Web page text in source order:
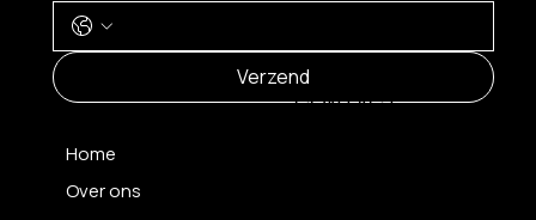
Verzend
Home
Over ons
CONTACT